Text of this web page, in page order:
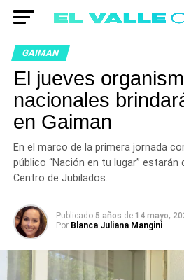
GAIMAN
El jueves
nacionales
en Gaiman
En el marco de la primera jornada
público “Nación en tu lugar” estarán
Centro de Jubilados.
Publicado 5 años de 14 mayo,
Por Blanca Juliana Mangini